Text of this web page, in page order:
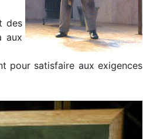
des
aux
pour satisfaire aux exigences